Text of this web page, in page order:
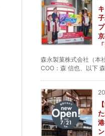
森永製菓株式会社（本
COO：森 信也、以下